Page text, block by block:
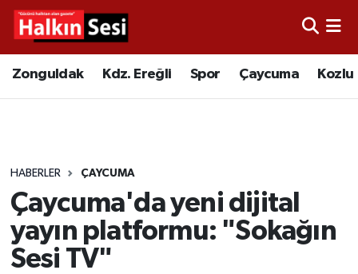
Zonguldak Kdz. Ereğli Spor Çaycuma Kozlu
HABERLER ÇAYCUMA
Çaycuma'da yeni dijital
yayın platformu: "Sokağın
Sesi TV"
Video
Çaycuma
Alaplı
Asayiş
Merkez Hava Durumu
Süper Lig Puan Durumu ve Fikstür
Tüm Manşetler
Son Dakika Haberleri